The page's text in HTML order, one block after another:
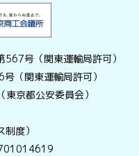
号（関東運輸局許可）
（関東運輸局許可）
京都公安委員会）
度）